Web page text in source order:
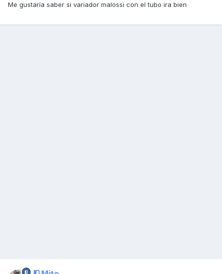
Me gustaría saber si variador malossi con el tubo ira bien